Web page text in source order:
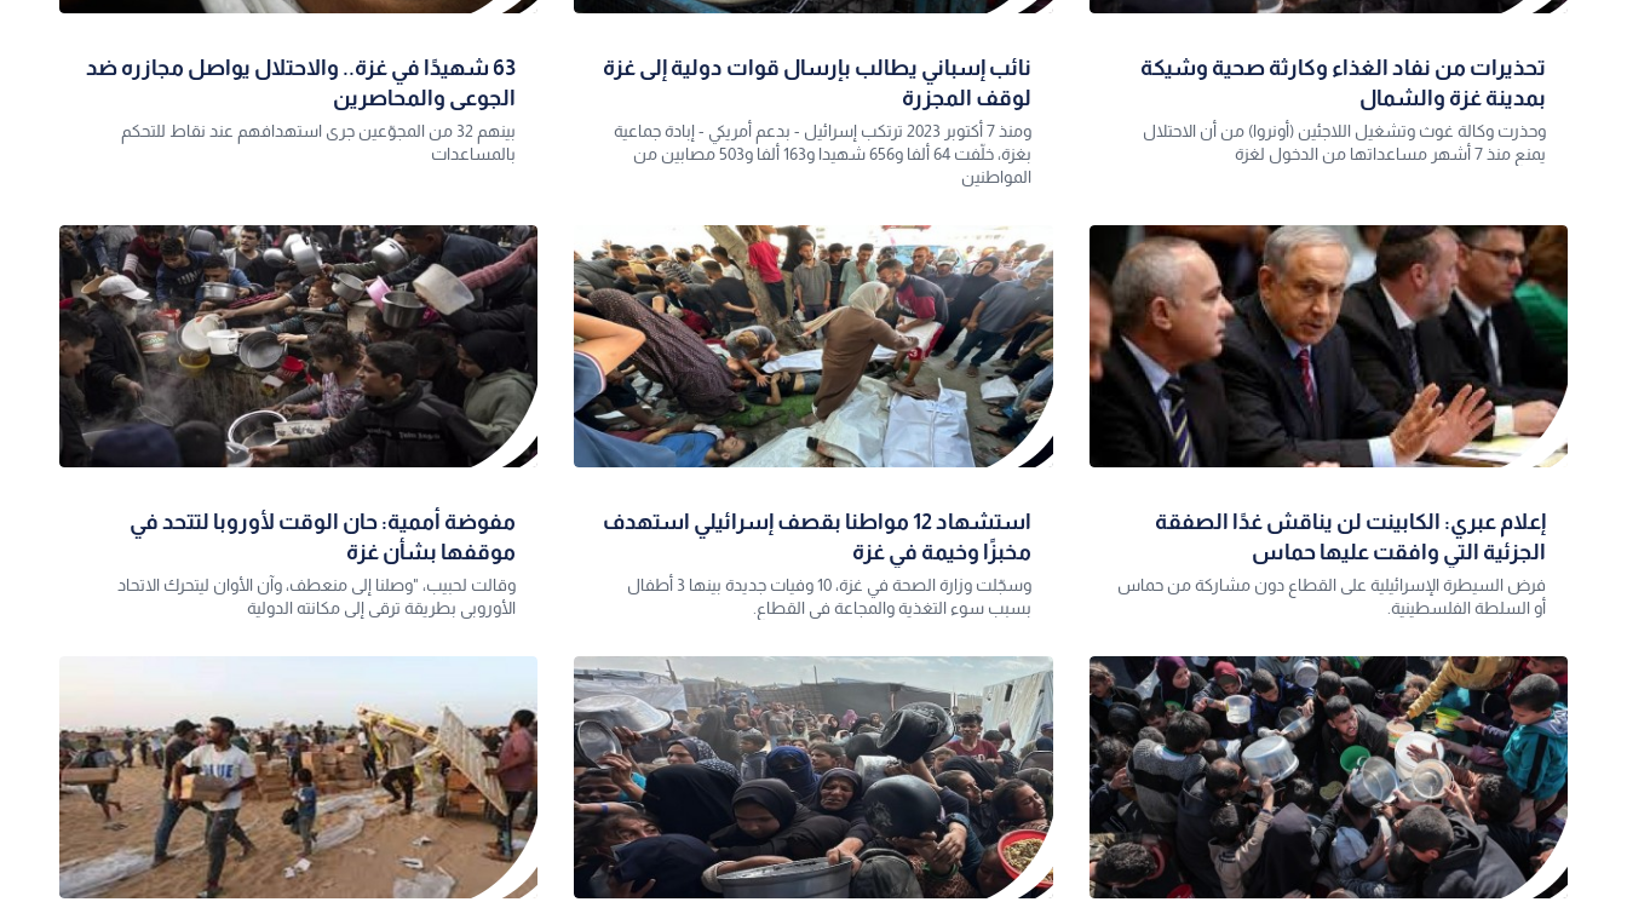
تحذيرات من نفاد الغذاء وكارثة صحية وشيكة
بمدينة غزة والشمال
وحذرت وكالة غوث وتشغيل اللاجئين (أونروا) من أن الاحتلال
يمنع منذ 7 أشهر مساعداتها من الدخول لغزة
نائب إسباني يطالب بإرسال قوات دولية إلى غزة
لوقف المجزرة
ومنذ 7 أكتوبر 2023 ترتكب إسرائيل - بدعم أمريكي - إبادة جماعية
بغزة، خلّفت 64 ألفا و656 شهيدا و163 ألفا و503 مصابين من
المواطنين
63 شهيدًا في غزة.. والاحتلال يواصل مجازره ضد
الجوعى والمحاصرين
بينهم 32 من المجوّعين جرى استهدافهم عند نقاط للتحكم
بالمساعدات
إعلام عبري: الكابينت لن يناقش غدًا الصفقة
الجزئية التي وافقت عليها حماس
فرض السيطرة الإسرائيلية على القطاع دون مشاركة من حماس
أو السلطة الفلسطينية.
استشهاد 12 مواطنا بقصف إسرائيلي استهدف
مخبزًا وخيمة في غزة
وسجّلت وزارة الصحة في غزة، 10 وفيات جديدة بينها 3 أطفال
بسبب سوء التغذية والمجاعة في القطاع.
مفوضة أممية: حان الوقت لأوروبا لتتحد في
موقفها بشأن غزة
وقالت لحبيب، "وصلنا إلى منعطف، وآن الأوان ليتحرك الاتحاد
الأوروبي بطريقة ترقى إلى مكانته الدولية